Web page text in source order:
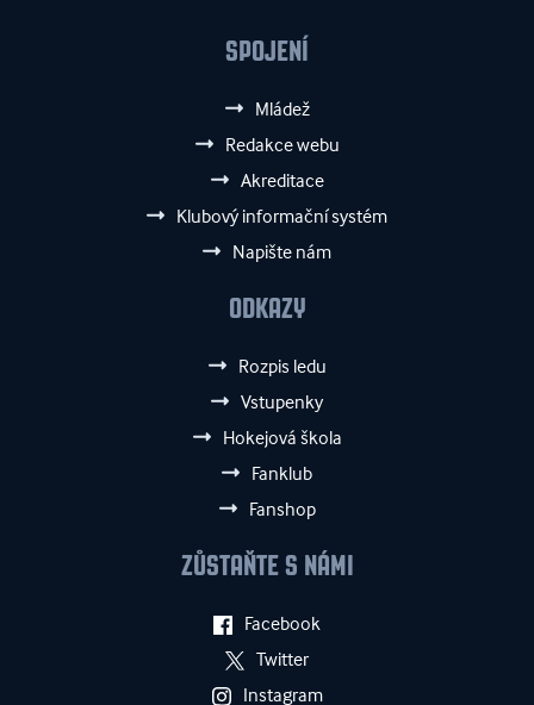
SPOJENÍ
Mládež
Redakce webu
Akreditace
Klubový informační systém
Napište nám
ODKAZY
Rozpis ledu
Vstupenky
Hokejová škola
Fanklub
Fanshop
ZŮSTAŇTE S NÁMI
Facebook
Twitter
Instagram